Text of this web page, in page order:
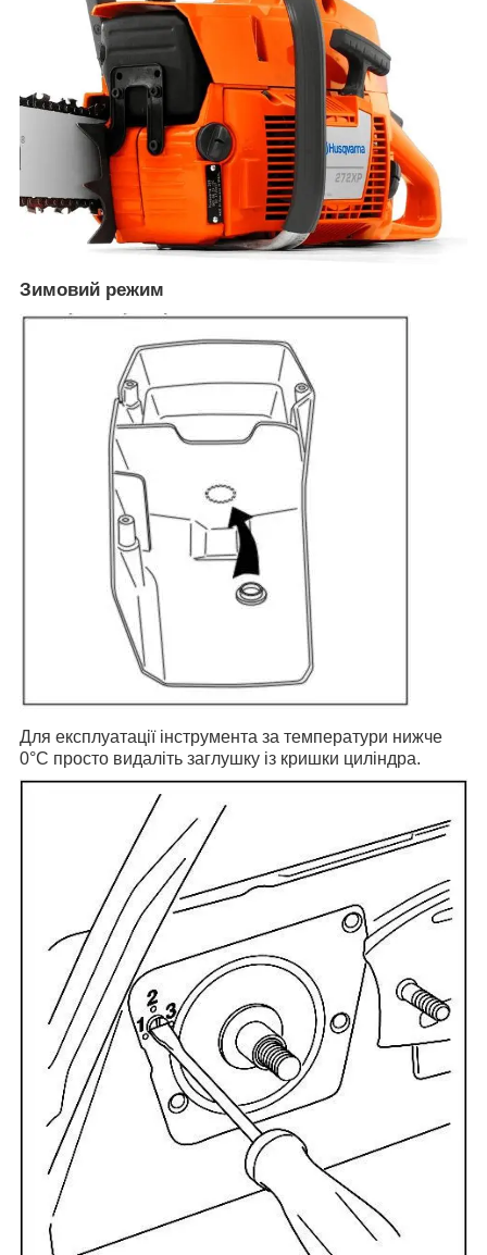
Зимовий режим
Для експлуатації інструмента за температури нижче
0°C просто видаліть заглушку із кришки циліндра.